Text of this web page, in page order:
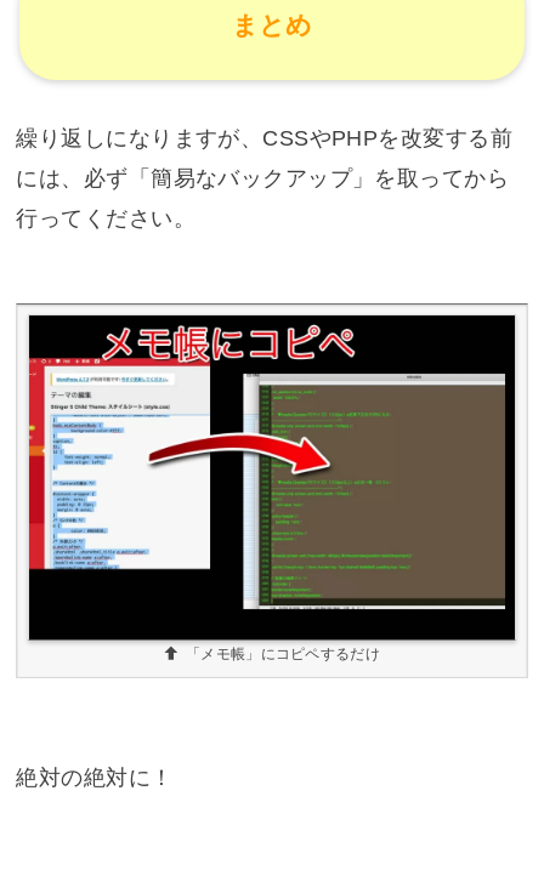
まとめ
繰り返しになりますが、CSSやPHPを改変する前
には、必ず「簡易なバックアップ」を取ってから
行ってください。
「メモ帳」にコピペするだけ
絶対の絶対に！